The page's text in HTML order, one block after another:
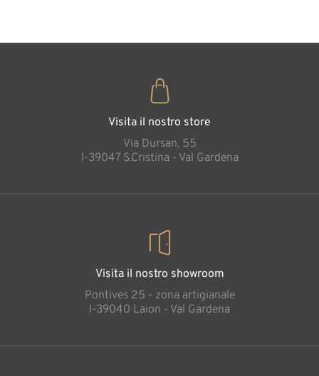
Visita il nostro store
Via Dursan, 55
l-39047 S.Cristina - Val Gardena
Visita il nostro showroom
Pontives 25 - zona artigianale
l-39040 Laion - Val Gardena